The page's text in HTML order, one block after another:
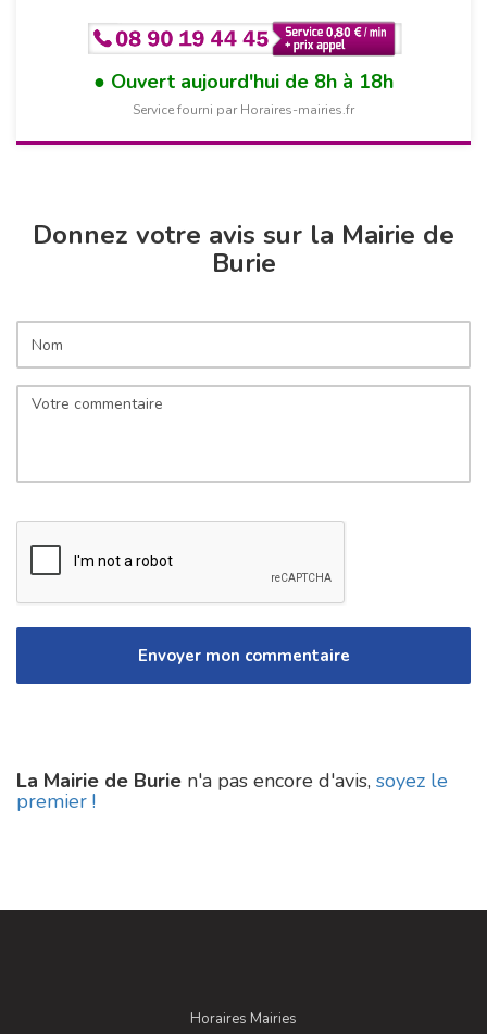
Ouvert aujourd'hui de 8h à 18h
Service fourni par Horaires-mairies.fr
Donnez votre avis sur la Mairie de
Burie
La Mairie de Burie n'a pas encore d'avis, soyez le
premier !
Horaires Mairies